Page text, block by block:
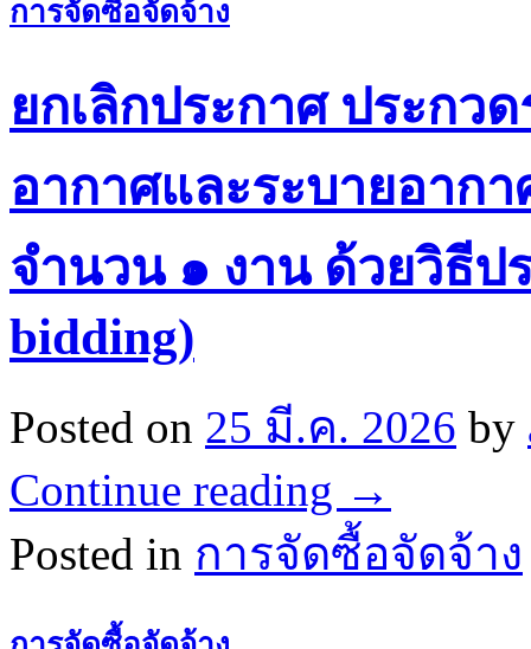
การจัดซื้อจัดจ้าง
ยกเลิกประกาศ ประกว
อากาศและระบายอาก
จำนวน ๑ งาน ด้วยวิธีป
bidding)
Posted on 25 มี.ค. 2026 by
Continue reading →
Posted in การจัดซื้อจัดจ้าง